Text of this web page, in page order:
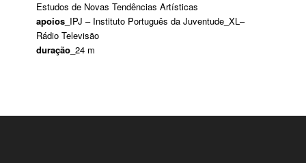
Estudos de Novas Tendências Artísticas
apoios _IPJ – Instituto Português da Juventude_XL–
Rádio Televisão
duração _24 m